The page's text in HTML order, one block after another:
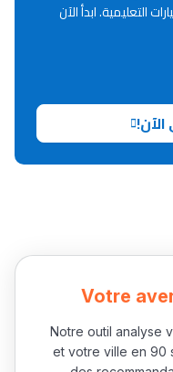
ابدأ الآن
Votre
Notre outil analyse
et votre ville en 90